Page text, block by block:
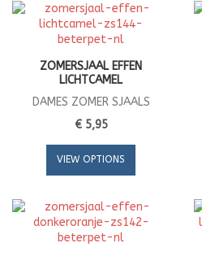
ZOMERSJAAL EFFEN
LICHTCAMEL
DAMES ZOMER SJAALS
€ 5,95
VIEW OPTIONS